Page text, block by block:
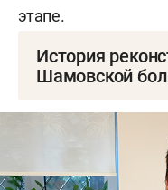
этапе.
История
Шамовской
Здание,
функционировать
там сидели